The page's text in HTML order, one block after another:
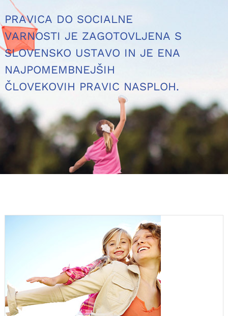
PRAVICA DO SOCIALNE
VARNOSTI JE ZAGOTOVLJENA S
SLOVENSKO USTAVO IN JE ENA
NAJPOMEMBNEJŠIH
ČLOVEKOVIH PRAVIC NASPLOH.